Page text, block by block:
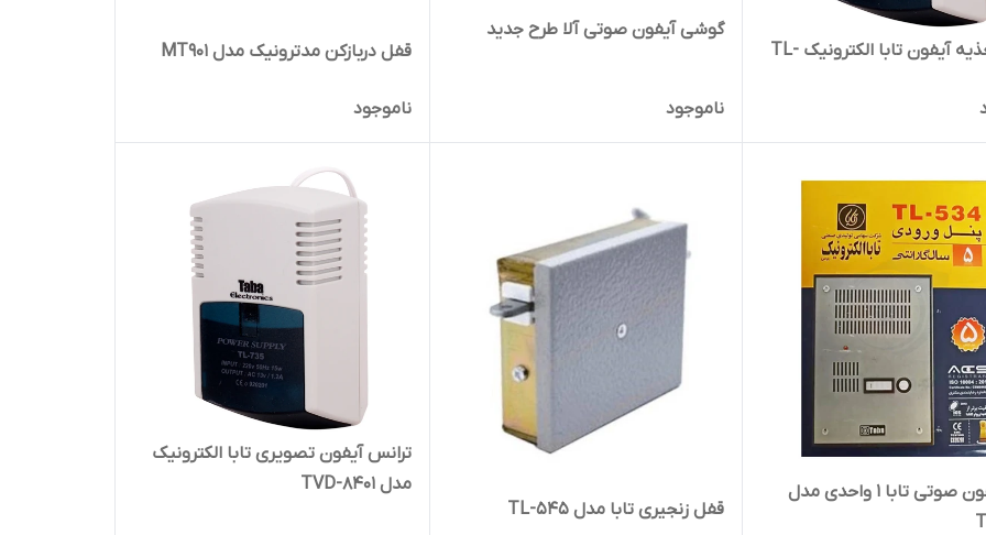
منبع تغذیه آیفون تابا الکترونیک TL-
گوشی آیفون صوتی آلا طرح جدید
ناموجود
قفل دربازکن مدترونیک مدل MT901
ناموجود
پنل آیفون صوتی تابا 1 واحدی مدل
قفل زنجیری تابا مدل TL-545
ترانس آیفون تصویری تابا الکترونیک
مدل TVD-8401